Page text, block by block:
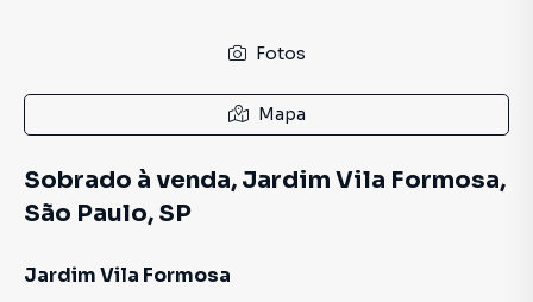
Fotos
Mapa
Sobrado à venda, Jardim Vila Formosa,
São Paulo, SP
Jardim Vila Formosa